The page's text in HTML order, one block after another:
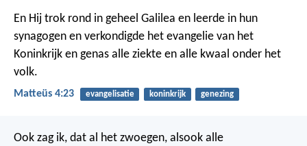
En Hij trok rond in geheel Galilea en leerde in hun
synagogen en verkondigde het evangelie van het
Koninkrijk en genas alle ziekte en alle kwaal onder het
volk.
Matteüs 4:23 evangelisatie koninkrijk genezing
Ook zag ik, dat al het zwoegen, alsook alle